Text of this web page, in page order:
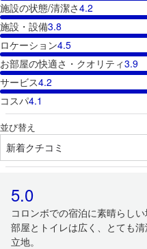
施設の状態/清潔さ4.2
施設・設備3.8
ロケーション4.5
お部屋の快適さ・クオリティ3.9
サービス4.2
コスパ4.1
並び替え
5.0
コロンボでの宿泊に素晴らし
部屋とトイレは広く、とても
立地。